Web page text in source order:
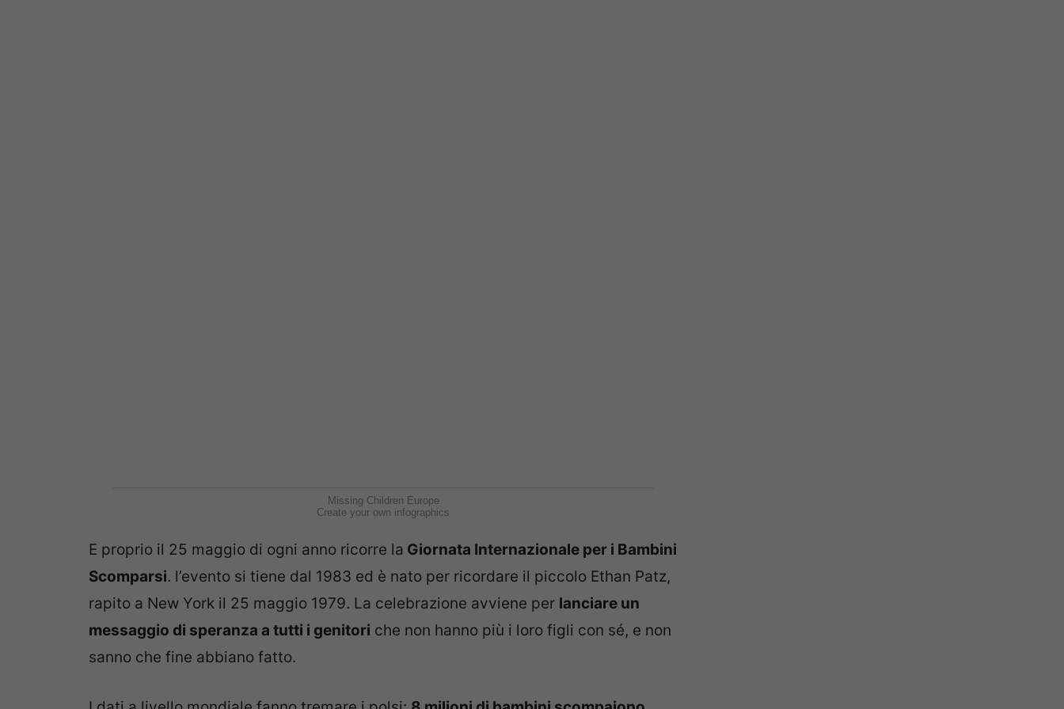
Missing Children Europe
Create your own infographics
E proprio il 25 maggio di ogni anno ricorre la Giornata Internazionale per i Bambini
Scomparsi. l’evento si tiene dal 1983 ed è nato per ricordare il piccolo Ethan Patz,
rapito a New York il 25 maggio 1979. La celebrazione avviene per lanciare un
messaggio di speranza a tutti i genitori che non hanno più i loro figli con sé, e non
sanno che fine abbiano fatto.